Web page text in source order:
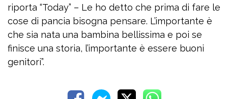
riporta “Today” – Le ho detto che prima di fare le
cose di pancia bisogna pensare. L’importante è
che sia nata una bambina bellissima e poi se
finisce una storia, l’importante è essere buoni
genitori”.